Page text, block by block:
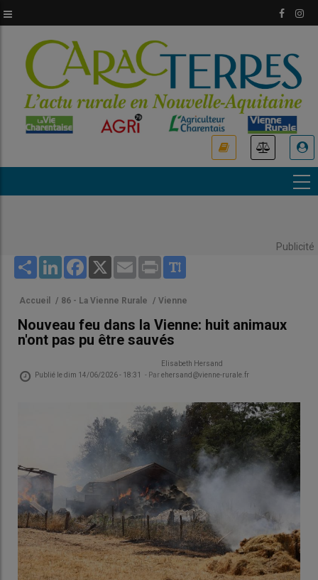
au
principal
Publicité
Share LinkedInFacebook
X Email Print
Accueil / 86 - La Vienne Rurale / Vienne
Nouveau feu dans la Vienne: huit animaux
n'ont pas pu être sauvés
Publié ledim 14/06/2026 - 18:31 - Par
Elisabeth Hersand
ehersand@vienne-rurale.fr